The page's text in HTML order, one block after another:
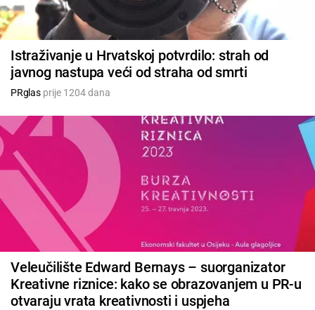
Istraživanje u Hrvatskoj potvrdilo: strah od
javnog nastupa veći od straha od smrti
PRglasprije 1204 dana
Veleučilište Edward Bernays – suorganizator
Kreativne riznice: kako se obrazovanjem u PR-u
otvaraju vrata kreativnosti i uspjeha